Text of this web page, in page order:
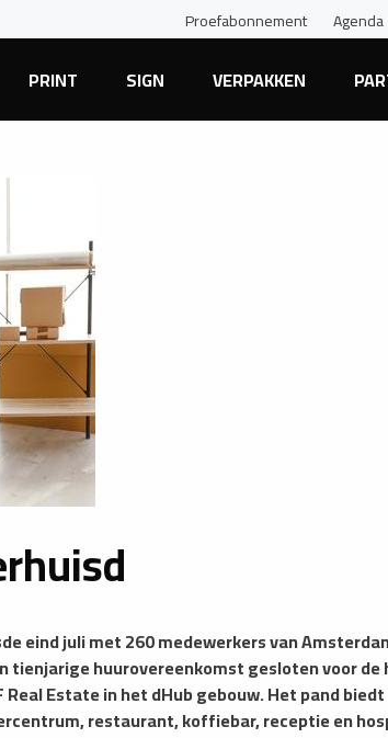
Proefabonnement Agenda
PRINT SIGN VERPAKKEN
eind juli met 260 medewerkers van
huurovereenkomst gesloten voor de
Estate in het dHub gebouw. Het pand
restaurant, koffiebar, receptie en